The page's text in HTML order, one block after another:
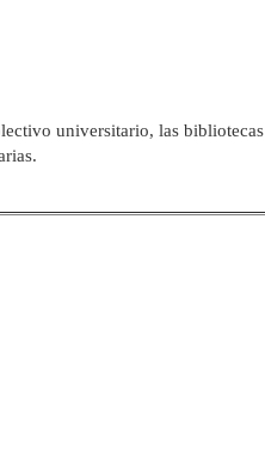
universitario, las bibliotecas